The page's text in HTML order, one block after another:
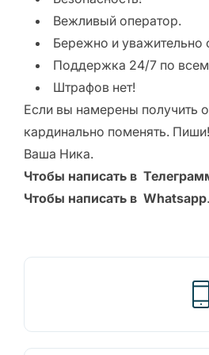
Вежливый оператор.
Бережно и
Поддержка 24/7 по
Штрафов нет!
Если вы намерены получить
кардинально поменять.
Ваша Ника.
Чтобы написать в
Чтобы написать в Whatsapp